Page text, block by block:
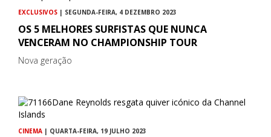
EXCLUSIVOS | SEGUNDA-FEIRA, 4 DEZEMBRO 2023
OS 5 MELHORES SURFISTAS QUE NUNCA
VENCERAM NO CHAMPIONSHIP TOUR
Nova geração
CINEMA | QUARTA-FEIRA, 19 JULHO 2023